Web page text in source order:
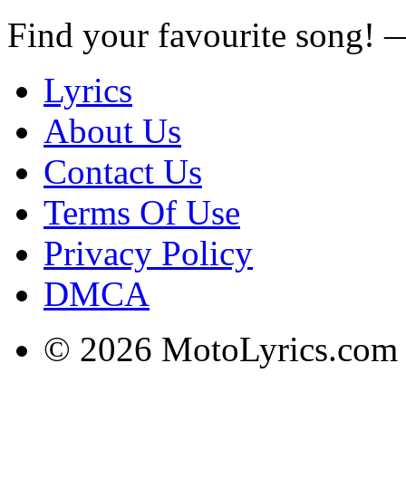
Find your favourite song!
Lyrics
About Us
Contact Us
Terms Of Use
Privacy Policy
DMCA
© 2026 MotoLyrics.com